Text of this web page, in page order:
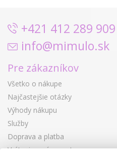
+421 412 289 909
info@mimulo.sk
Pre zákazníkov
Všetko o nákupe
Najčastejšie otázky
Výhody nákupu
Služby
Doprava a platba
Vrátenie a výmena tovaru